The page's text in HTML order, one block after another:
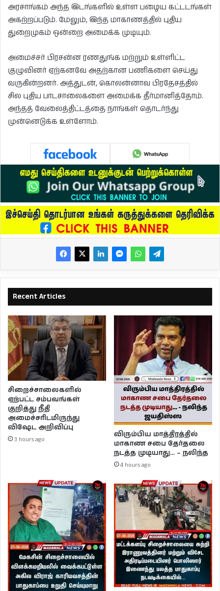
அரசாங்கம் அந்த இடங்களில் உள்ள பழைய கட்டடங்கள்
அகற்றப்படும். மேலும், இந்த மாகாணத்தில் புதிய
துறைமுகம் ஒன்றை அமைக்க முடியும்.
அமைச்சர் பிரசன்ன ரணதுங்க மற்றும் உள்ளிட்ட
குழுவினர் ஏற்கனவே அதற்கான பணிகளை செய்து
வருகின்றனர். அத்துடன், கொலன்னாவ பிரதேசத்தில்
சில புதிய பாடசாலைகளை அமைக்க தீர்மானித்தோம்.
அந்தத் வேலைத்திட்டத்தை நாங்கள் தொடர்ந்து
முன்னெடுக்க உள்ளோம்.
Recent Articles
சிறைச்சாலைகளில்
ஏற்பட்ட சம்பவங்கள்
குறித்து நீதி
அமைச்சரிடமிருந்து
விஷேட அறிவிப்பு
3 hours ago
விரும்பிய மாத்திரத்தில்
மாகாண சபை தேர்தலை
நடத்த முடியாது… – நலிந்த
4 hours ago